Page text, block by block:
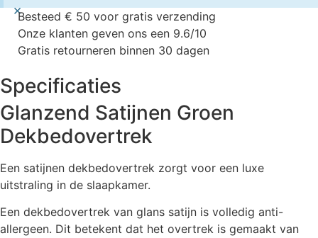
×Besteed € 50 voor gratis verzending
Onze klanten geven ons een 9.6/10
Gratis retourneren binnen 30 dagen
Specificaties
Glanzend Satijnen Groen
Dekbedovertrek
Een satijnen dekbedovertrek zorgt voor een luxe
uitstraling in de slaapkamer.
Een dekbedovertrek van glans satijn is volledig anti-
allergeen. Dit betekent dat het overtrek is gemaakt van